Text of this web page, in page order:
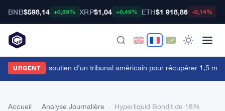
BNB$598,14 +0,99% XRP$1,04 +0,49% ETH$1 918,86 -0,14%
URGENT
obtient le soutien d'un tribunal américain pour récupérer 1,5
Accueil Analyse Journalière
Hyperliquid Bondit de 18%